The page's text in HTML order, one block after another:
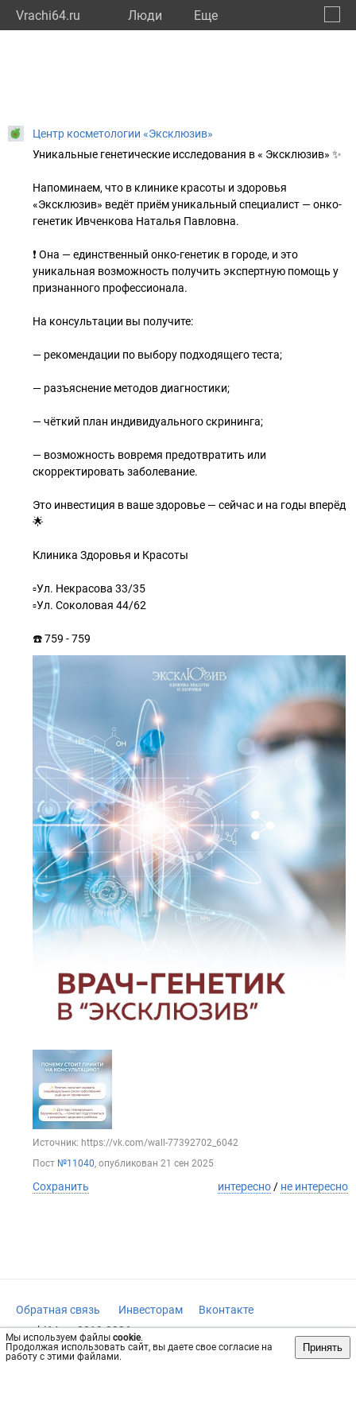
Vrachi64.ru Люди Eще
Мы используем файлы cookie.
Продолжая использовать сайт, вы даете свое согласие на
работу с этими файлами.
Принять
Центр косметологии «Эксклюзив»
Уникальные генетические исследования в « Эксклюзив» ✨
Напоминаем, что в клинике красоты и здоровья
«Эксклюзив» ведёт приём уникальный специалист — онко-
генетик Ивченкова Наталья Павловна.
❗️ Она — единственный онко-генетик в городе, и это
уникальная возможность получить экспертную помощь у
признанного профессионала.
На консультации вы получите:
— рекомендации по выбору подходящего теста;
— разъяснение методов диагностики;
— чёткий план индивидуального скрининга;
— возможность вовремя предотвратить или
скорректировать заболевание.
Это инвестиция в ваше здоровье — сейчас и на годы вперёд
🌟
Клиника Здоровья и Красоты
▫️Ул. Некрасова 33/35
▫️Ул. Соколовая 44/62
☎️ 759 - 759
Источник: https://vk.com/wall-77392702_6042
Пост №11040, опубликован 21 сен 2025
Сохранить интересно / не интересно
Обратная связь Инвесторам
Вконтакте
vrachi64.ru, 2019-2026 гг.
Имеются противопоказания, требуется консультация
специалиста. Информация, представленная на сайте, не